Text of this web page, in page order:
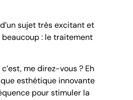
sujet très excitant et
: le traitement
me direz-vous ? Eh
esthétique innovante
pour stimuler la